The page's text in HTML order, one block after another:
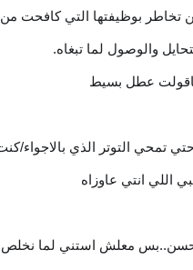
تخاطر بوظيفتها التي كافحت
والوصول لما تبغاه.
عطل بسيط
تمحي التوتر الذي
اللي انتي عاوزاه
معلش استني لما